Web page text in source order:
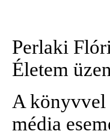
Perlaki
Életem
A könyvvel
média